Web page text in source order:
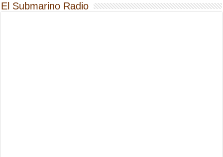
El Submarino Radio